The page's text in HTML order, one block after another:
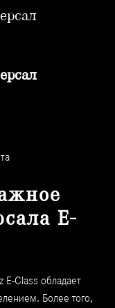
E-
Class обладает
Более того,